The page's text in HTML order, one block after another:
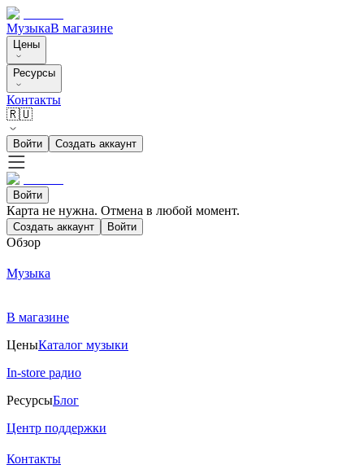
МузыкаВ магазине
Цены
Ресурсы
Контакты
🇷🇺
Войти Создать аккаунт
Войти
Карта не нужна. Отмена в любой момент.
Создать аккаунт Войти
Обзор
Музыка
В магазине
ЦеныКаталог музыки
In-store радио
РесурсыБлог
Центр поддержки
Контакты